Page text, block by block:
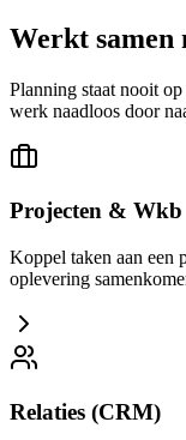
Werkt samen
Planning staat nooit
werk naadloos door
Projecten & Wkb
Koppel taken aan een
oplevering
Relaties (CRM)